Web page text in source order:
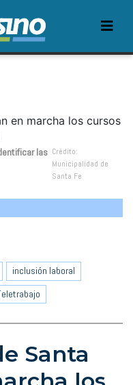
las Crédito:
Municipalidad de
Santa Fe
inclusión laboral
Santa